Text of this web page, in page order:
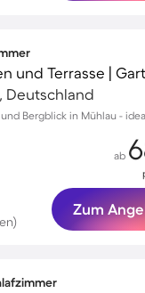
Deutschland
Bergblick in Mühlau -
ab
Zum